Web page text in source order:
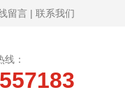
留言 | 联系我们
：